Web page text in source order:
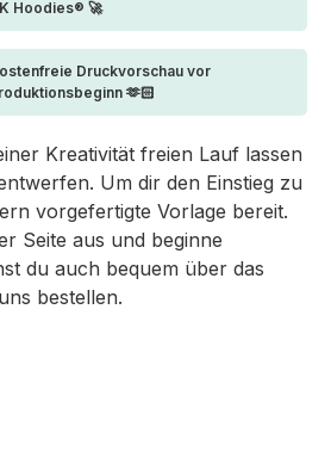
Hoodies® 🚀
Druckvorschau vor
🫶🏻
Kreativität freien Lauf lassen
Um dir den Einstieg zu
vorgefertigte Vorlage bereit.
Seite aus und beginne
du auch bequem über das
bestellen.